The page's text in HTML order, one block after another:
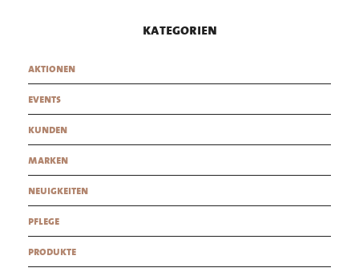
kategorien
aktionen
events
kunden
marken
neuigkeiten
pflege
produkte